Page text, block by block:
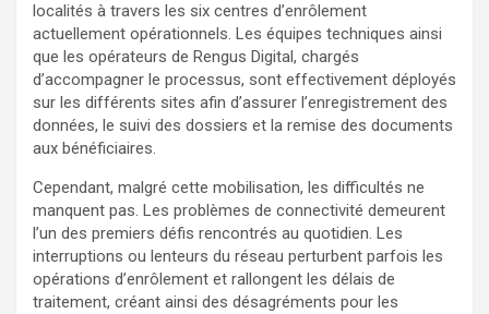
localités à travers les six centres d’enrôlement
actuellement opérationnels. Les équipes techniques ainsi
que les opérateurs de Rengus Digital, chargés
d’accompagner le processus, sont effectivement déployés
sur les différents sites afin d’assurer l’enregistrement des
données, le suivi des dossiers et la remise des documents
aux bénéficiaires.
Cependant, malgré cette mobilisation, les difficultés ne
manquent pas. Les problèmes de connectivité demeurent
l’un des premiers défis rencontrés au quotidien. Les
interruptions ou lenteurs du réseau perturbent parfois les
opérations d’enrôlement et rallongent les délais de
traitement, créant ainsi des désagréments pour les